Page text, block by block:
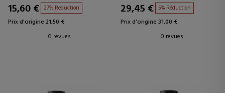
15,60 € 27% Réduction
Prix d'origine 21,50 €
0 revues
29,45 € 5% Réduction
Prix d'origine 31,00 €
0 revues